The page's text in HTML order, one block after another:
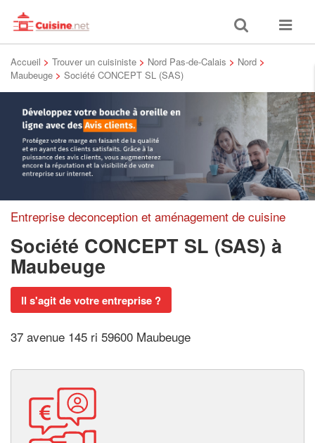
Toggle
search
Toggle
Accueil > Trouver un cuisiniste > Nord Pas-de-Calais > Nord >
Maubeuge > Société CONCEPT SL (SAS)
Entreprise deconception et aménagement de cuisine
Société CONCEPT SL (SAS) à
Maubeuge
Il s'agit de votre entreprise ?
37 avenue 145 ri 59600 Maubeuge